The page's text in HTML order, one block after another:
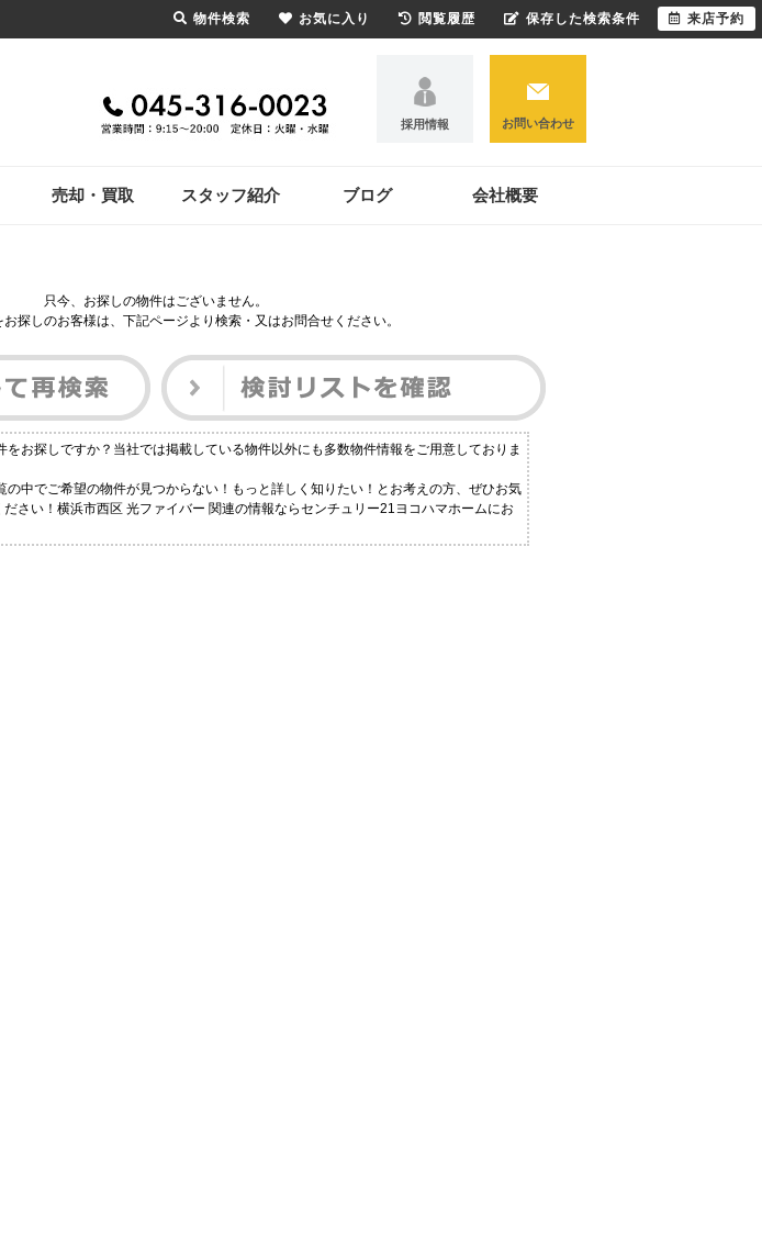
採用情報 お問い合わせ
売却・買取 スタッフ紹介 ブログ 会社概要
只今、お探しの物件はございません。
探しのお客様は、下記ページより検索・又はお問合せください。
お探しですか？当社では掲載している物件以外にも多数物件情報をご用意しておりま
の中でご希望の物件が見つからない！もっと詳しく知りたい！とお考えの方、ぜひお気
さい！横浜市西区 光ファイバー 関連の情報ならセンチュリー21ヨコハマホームにお
物件検索 お気に入り 閲覧履歴 保存した検索条件 来店予約